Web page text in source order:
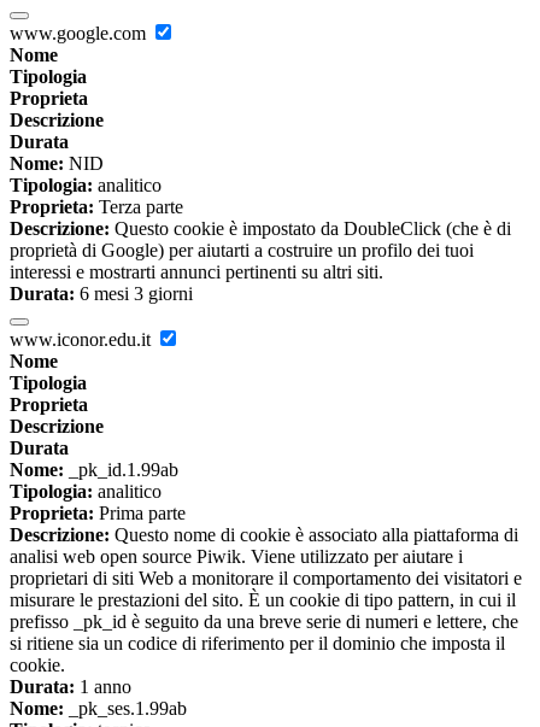
www.google.com
Nome
Tipologia
Proprieta
Descrizione
Durata
Nome: NID
Tipologia: analitico
Proprieta: Terza parte
Descrizione: Questo cookie è impostato da DoubleClick (che è di
proprietà di Google) per aiutarti a costruire un profilo dei tuoi
interessi e mostrarti annunci pertinenti su altri siti.
Durata: 6 mesi 3 giorni
www.iconor.edu.it
Nome
Tipologia
Proprieta
Descrizione
Durata
Nome: _pk_id.1.99ab
Tipologia: analitico
Proprieta: Prima parte
Descrizione: Questo nome di cookie è associato alla piattaforma di
analisi web open source Piwik. Viene utilizzato per aiutare i
proprietari di siti Web a monitorare il comportamento dei visitatori e
misurare le prestazioni del sito. È un cookie di tipo pattern, in cui il
prefisso _pk_id è seguito da una breve serie di numeri e lettere, che
si ritiene sia un codice di riferimento per il dominio che imposta il
cookie.
Durata: 1 anno
Nome: _pk_ses.1.99ab